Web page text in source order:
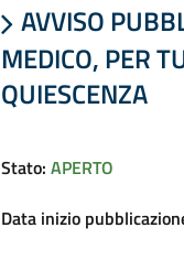
 AVVISO
MEDICO, PER
QUIESCENZA
Stato: APERTO
Data inizio